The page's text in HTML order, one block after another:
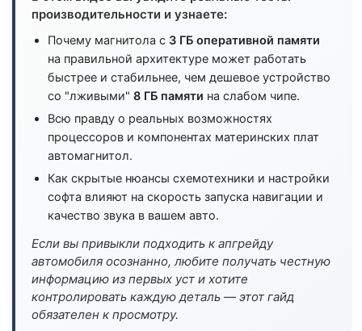
производительности и узнаете:
Почему магнитола с 3 ГБ оперативной памяти
на правильной архитектуре может работать
быстрее и стабильнее, чем дешевое устройство
со "лживыми" 8 ГБ памяти на слабом чипе.
Всю правду о реальных возможностях
процессоров и компонентах материнских плат
автомагнитол.
Как скрытые нюансы схемотехники и настройки
софта влияют на скорость запуска навигации и
качество звука в вашем авто.
Если вы привыкли подходить к апгрейду
автомобиля осознанно, любите получать честную
информацию из первых уст и хотите
контролировать каждую деталь — этот гайд
обязателен к просмотру.